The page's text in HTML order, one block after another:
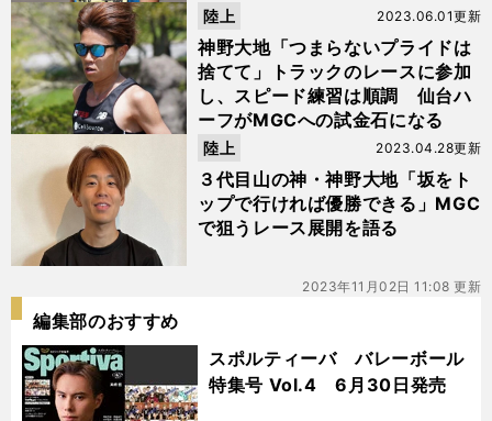
神野大地「つまらないプライドは
捨てて」トラックのレースに参加
し、スピード練習は順調 仙台ハ
ーフがMGCへの試金石になる
2023.06.01更新
陸上
３代目山の神・神野大地「坂をト
ップで行ければ優勝できる」MGC
で狙うレース展開を語る
2023.04.28更新
陸上
2023年11月02日 11:08 更新
編集部のおすすめ
スポルティーバ バレーボール
特集号 Vol.4 6月30日発売